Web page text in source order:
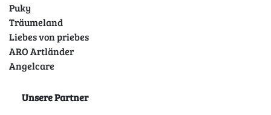
Puky
Träumeland
Liebes von priebes
ARO Artländer
Angelcare
Unsere Partner